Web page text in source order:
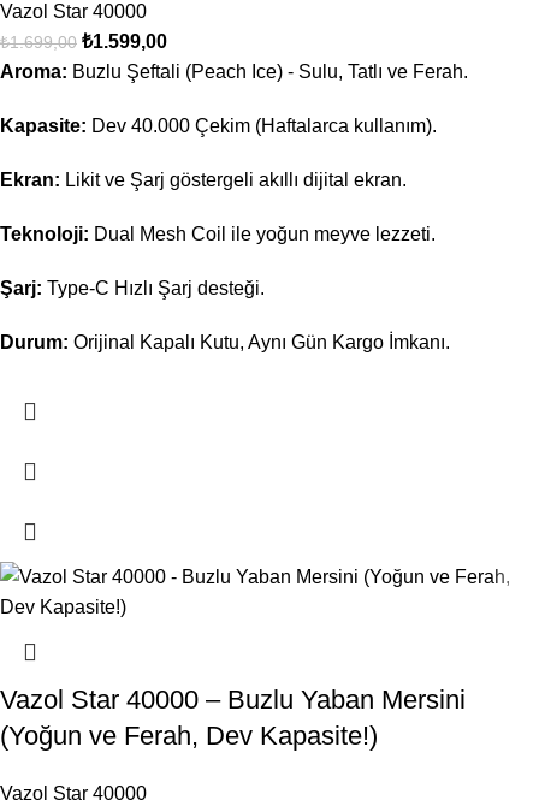
Vazol Star 40000
₺1.699,00 ₺1.599,00
Aroma: Buzlu Şeftali (Peach Ice) - Sulu, Tatlı ve Ferah.
Kapasite: Dev 40.000 Çekim (Haftalarca kullanım).
Ekran: Likit ve Şarj göstergeli akıllı dijital ekran.
Teknoloji: Dual Mesh Coil ile yoğun meyve lezzeti.
Şarj: Type-C Hızlı Şarj desteği.
Durum: Orijinal Kapalı Kutu, Aynı Gün Kargo İmkanı.
Vazol Star 40000 – Buzlu Yaban Mersini
(Yoğun ve Ferah, Dev Kapasite!)
Vazol Star 40000